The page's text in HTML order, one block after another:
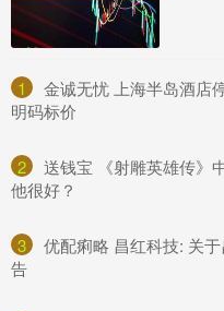
1
金诚无忧 上海半岛酒店
明码标价
2
送钱宝 《射雕英雄传》
他很好？
3
优配痢略 昌红科技: 关
告